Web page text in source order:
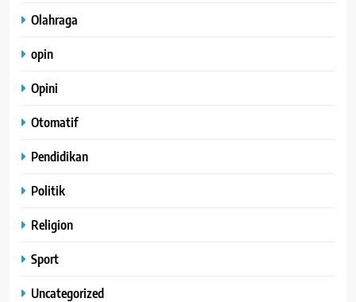
Olahraga
opin
Opini
Otomatif
Pendidikan
Politik
Religion
Sport
Uncategorized